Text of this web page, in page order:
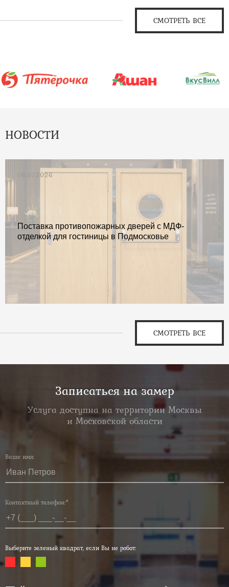
СМОТРЕТЬ ВСЕ
НОВОСТИ
06.07.2026
Поставка противопожарных дверей с МДФ-
отделкой для гостиницы в Подмосковье
СМОТРЕТЬ ВСЕ
Записаться на замер
Услуга доступна на территории Москвы
и Московской области
Ваше имя:
Контактный телефон:*
Выберите зеленый квадрат, если Вы не робот: